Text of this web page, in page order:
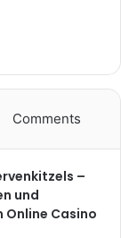
Comments
–
und
Online Casino